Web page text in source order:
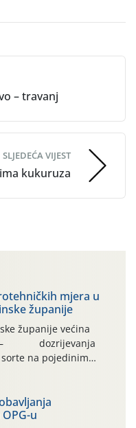
– travanj
SLJEDEĆA VIJEST
kukuruza
mjera u
županije
županije većina
– dozrijevanja
na pojedinim
za berbu Zbog
izostanka oborina
a zdravstveno stanje
dnevne temperature
u